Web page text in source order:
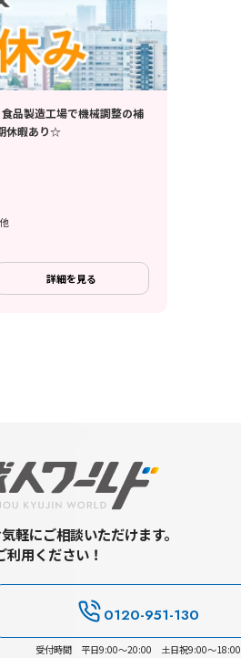
品製造工場で機械調整の補
休暇あり☆
詳細を見る
軽にご相談いただけます。
用ください！
0120-951-130
受付時間 平日9:00～20:00 土日祝9:00～18:00